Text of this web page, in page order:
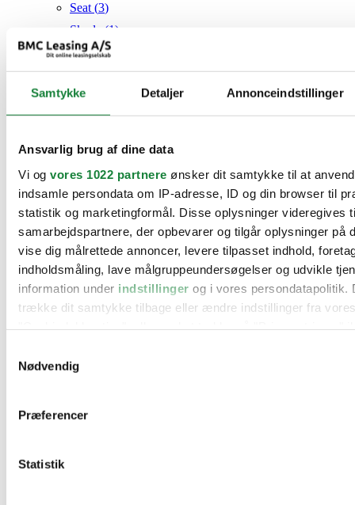
Samtykke Detaljer Annonceindstillinger
Ansvarlig brug af dine data
Vi og vores 1022 partnere ønsker dit samtykke til at
indsamle persondata om IP-adresse, ID og din browser til
statistik og marketingformål. Disse oplysninger videregives
samarbejdspartnere, der opbevarer og tilgår oplysninger på
vise dig målrettede annoncer, levere tilpasset indhold,
indholdsmåling, lave målgruppeundersøgelser og udvikle
information under indstillinger og i vores persondatapolitik.
trække dit samtykke tilbage eller ændre indstillinger fra
Hvis du tillader det, vil vi også gerne:
Identificere din enhed baseret på en scanning af
Dine valg anvendes på hele websitet.
Nødvendig
Præferencer
Statistik
Seat (3)
Skoda (1)
Suzuki
Tesla
Toyota
VW (23)
Mazda
Citroën
Cupra
Dacia
Fiat
Ford
Hyundai
Kia
Mercedes
MG
Mini
Opel
Renault
Seat
Tesla
Værksteder